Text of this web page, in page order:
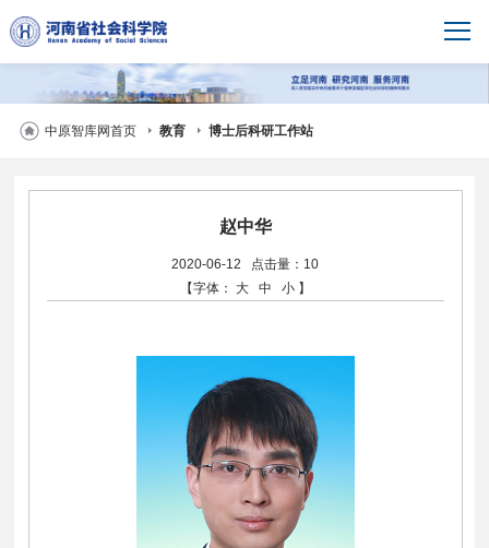
中原智库网首页 教育 博士后科研工作站
赵中华
2020-06-12
点击量：10
【字体：
大 中 小 】